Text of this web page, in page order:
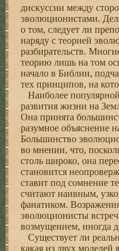
дискуссии между
эволюционистами.
о том, следует ли
наряду с теорией
разбирательств.
теорию лишь на том
начало в Библии,
тех принципов, на
Наиболее
развития жизни на
Она принята
разумное объяснение
Большинство
во мнении, что,
столь широко, она
становится
ставит под сомнение
считают наивным,
фанатиком.
эволюционисты
возмущением, иногда
Существует ли
какая из двух моделей